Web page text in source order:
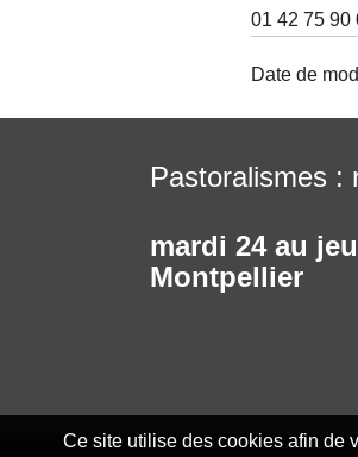
01 42 75 90
Date de
Ce site utilise des cookies afin de
Pastoralismes :
mardi 24 au
Montpellier